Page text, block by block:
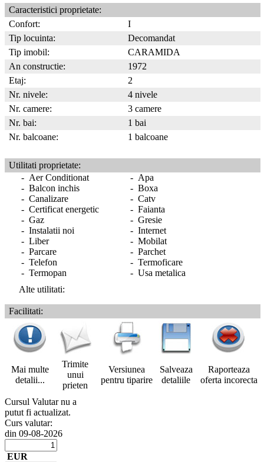
Caracteristici proprietate:
Confort:
I
Tip locuinta:
Decomandat
Tip imobil:
CARAMIDA
An constructie:
1972
Etaj:
2
Nr. nivele:
4 nivele
Nr. camere:
3 camere
Nr. bai:
1 bai
Nr. balcoane:
1 balcoane
Utilitati proprietate:
- Aer Conditionat
- Apa
- Balcon inchis
- Boxa
- Canalizare
- Catv
- Certificat energetic
- Faianta
- Gaz
- Gresie
- Instalatii noi
- Internet
- Liber
- Mobilat
- Parcare
- Parchet
- Telefon
- Termoficare
- Termopan
- Usa metalica
Alte utilitati:
Facilitati:
Mai multe
detalii...
Trimite
unui
prieten
Versiunea
pentru tiparire
Salveaza
detaliile
Raporteaza
oferta incorecta
Cursul Valutar nu a
putut fi actualizat.
Curs valutar:
din 09-08-2026
EUR